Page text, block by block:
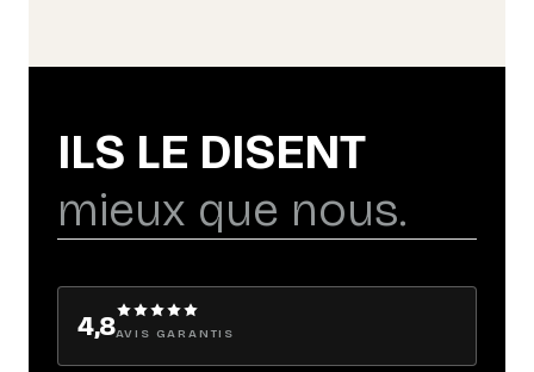
ILS LE DISENT
mieux que nous.
4,8AVIS GARANTIS